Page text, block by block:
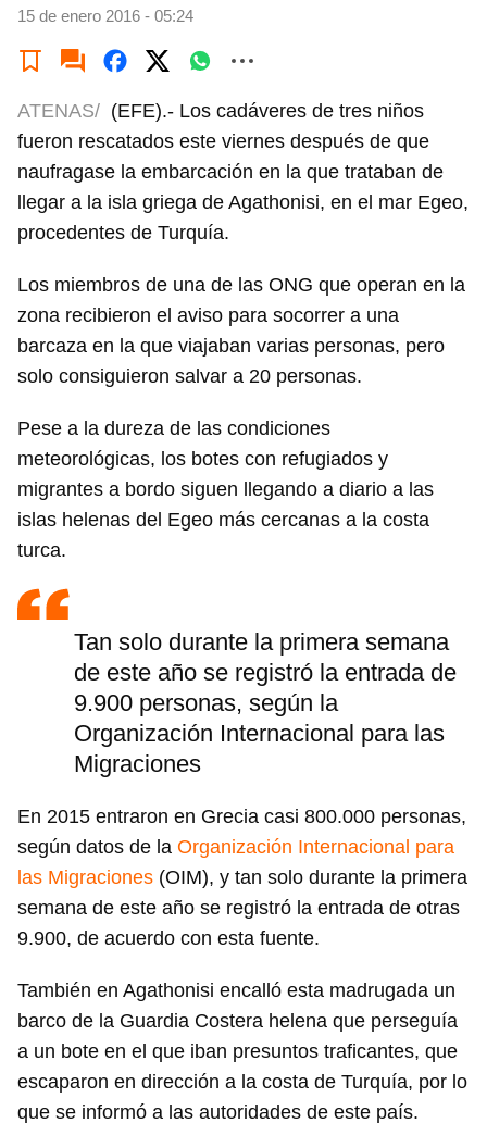
15 de enero 2016 - 05:24
ATENAS/ (EFE).- Los cadáveres de tres niños
fueron rescatados este viernes después de que
naufragase la embarcación en la que trataban de
llegar a la isla griega de Agathonisi, en el mar Egeo,
procedentes de Turquía.
Los miembros de una de las ONG que operan en la
zona recibieron el aviso para socorrer a una
barcaza en la que viajaban varias personas, pero
solo consiguieron salvar a 20 personas.
Pese a la dureza de las condiciones
meteorológicas, los botes con refugiados y
migrantes a bordo siguen llegando a diario a las
islas helenas del Egeo más cercanas a la costa
turca.
Tan solo durante la primera semana
de este año se registró la entrada de
9.900 personas, según la
Organización Internacional para las
Migraciones
En 2015 entraron en Grecia casi 800.000 personas,
según datos de la Organización Internacional para
las Migraciones (OIM), y tan solo durante la primera
semana de este año se registró la entrada de otras
9.900, de acuerdo con esta fuente.
También en Agathonisi encalló esta madrugada un
barco de la Guardia Costera helena que perseguía
a un bote en el que iban presuntos traficantes, que
escaparon en dirección a la costa de Turquía, por lo
que se informó a las autoridades de este país.